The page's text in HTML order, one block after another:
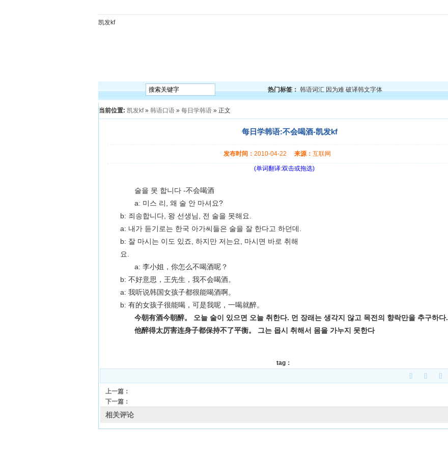
凯发kf
热门标签： 韩语词汇 因为难 破译韩文字体
当前位置: 凯发kf» 韩语口语 » 每日学韩语 » 正文
每日学韩语:不会喝酒-凯发kf
发布时间： 2010-04-22 来源： 互联网
(单词翻译:双击或拖选)
술을 못 합니다 -不会喝酒
a: 미스 리, 왜 술 안 마셔요?
b: 죄송합니다, 왕 선생님, 전 술을 못해요.
a: 내가 듣기로는 한국 아가씨들은 술을 잘 한다고 하던데.
b: 잘 마시는 이도 있죠, 하지만 저는요, 마시면 바로 취해
요.
a: 李小姐，你怎么不喝酒呢？
b: 不好意思，王先生，我不会喝酒。
a: 我听说韩国女孩子都很能喝酒啊。
b: 有的女孩子很能喝，可是我呢，一喝就醉。
今朝有酒今朝醉。 오늘 술이 있으면 오늘 취한다. 먼 장래는 생각지 않고 목전의 향락만을 추구하다.
他醉得太厉害连身子都保持不了平衡。 그는 몹시 취해서 몸을 가누지 못한다
tag：
[]
[] []
上一篇：
下一篇：
相关评论